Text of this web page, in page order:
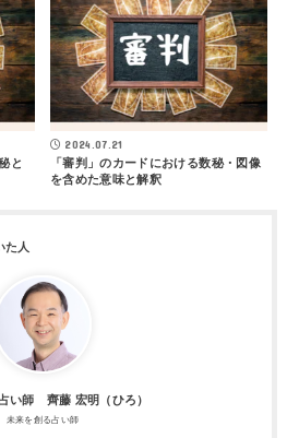
と
2024.07.21
「審判」のカードにおける数秘・図像
を含めた意味と解釈
い師 齊藤 宏明（ひろ）
未来を創る占い師